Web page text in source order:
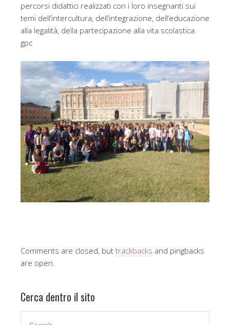
percorsi didattici realizzati con i loro insegnanti sui
temi dell’intercultura, dell’integrazione, dell’educazione
alla legalità, della partecipazione alla vita scolastica.
gpc
Comments are closed, but trackbacks and pingbacks
are open.
Cerca dentro il sito